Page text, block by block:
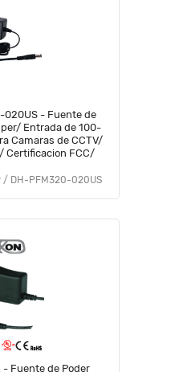
020US - Fuente de
Camaras de CCTV/
Certificacion FCC/
/ DH-PFM320-020US
- Fuente de Poder